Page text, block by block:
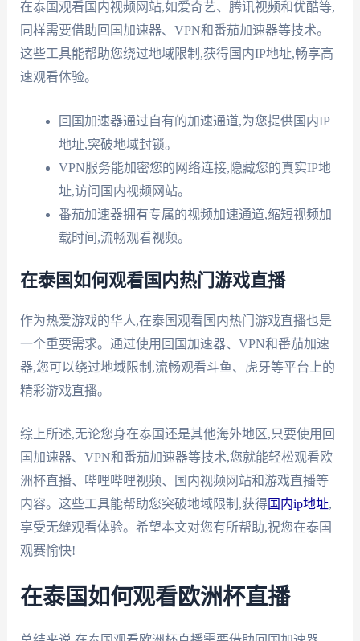
在泰国观看国内视频网站,如爱奇艺、腾讯视频和优酷等,
同样需要借助回国加速器、VPN和番茄加速器等技术。
这些工具能帮助您绕过地域限制,获得国内IP地址,畅享高
速观看体验。
回国加速器通过自有的加速通道,为您提供国内IP
地址,突破地域封锁。
VPN服务能加密您的网络连接,隐藏您的真实IP地
址,访问国内视频网站。
番茄加速器拥有专属的视频加速通道,缩短视频加
载时间,流畅观看视频。
在泰国如何观看国内热门游戏直播
作为热爱游戏的华人,在泰国观看国内热门游戏直播也是
一个重要需求。通过使用回国加速器、VPN和番茄加速
器,您可以绕过地域限制,流畅观看斗鱼、虎牙等平台上的
精彩游戏直播。
综上所述,无论您身在泰国还是其他海外地区,只要使用回
国加速器、VPN和番茄加速器等技术,您就能轻松观看欧
洲杯直播、哔哩哔哩视频、国内视频网站和游戏直播等
内容。这些工具能帮助您突破地域限制,获得国内ip地址,
享受无缝观看体验。希望本文对您有所帮助,祝您在泰国
观赛愉快!
在泰国如何观看欧洲杯直播